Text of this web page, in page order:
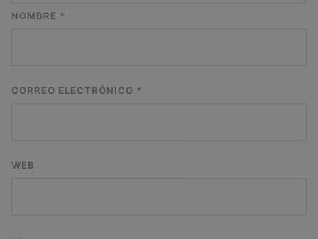
NOMBRE *
CORREO ELECTRÓNICO *
WEB